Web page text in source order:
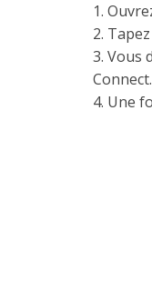
1.
2.
3. Vous
Connect.
4. Une